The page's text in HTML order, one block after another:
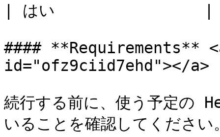
| はい                |
#### **Requirements**
id="ofz9ciid7ehd"></a>
続行する前に、使う予定の
いることを確認してください